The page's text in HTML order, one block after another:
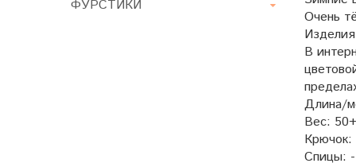
Очень
В
Длина/
Вес:
Спицы:
ФУРСТИКИ